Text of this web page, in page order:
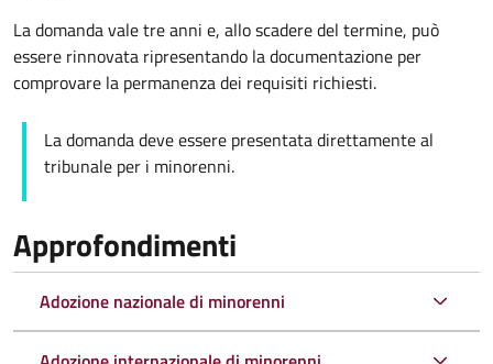
La domanda vale tre anni e, allo scadere del termine, può
essere rinnovata ripresentando la documentazione per
comprovare la permanenza dei requisiti richiesti.
La domanda deve essere presentata direttamente al
tribunale per i minorenni.
Approfondimenti
Adozione nazionale di minorenni